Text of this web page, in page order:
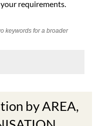
requirements.
keywords for a broader
by AREA,